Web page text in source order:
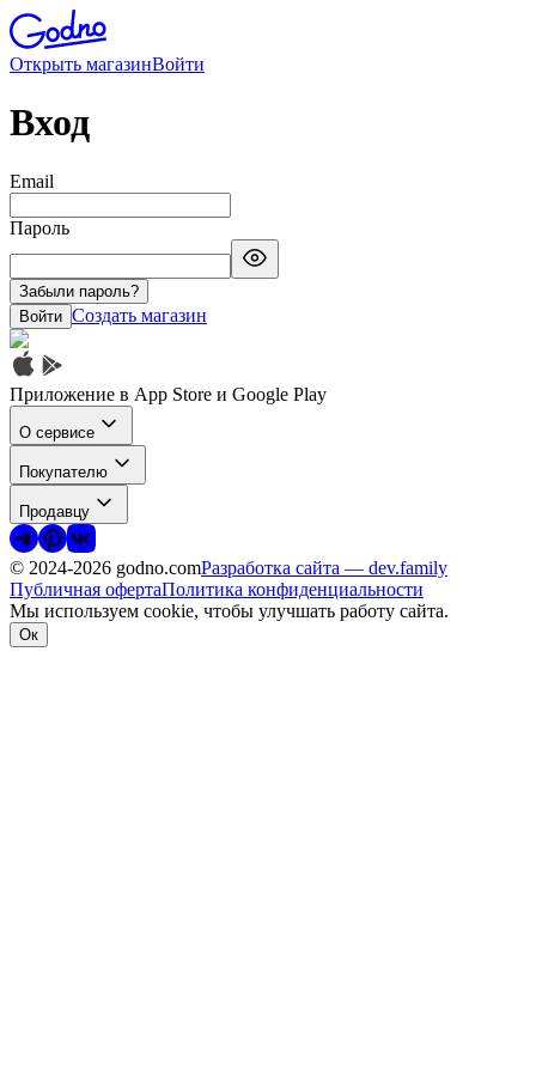
Открыть магазинВойти
Вход
Email
Пароль
Забыли пароль?
Войти Создать магазин
Приложение в App Store и Google Play
О сервисе
Покупателю
Продавцу
© 2024-2026 godno.comРазработка сайта — dev.family
Публичная офертаПолитика конфиденциальности
Мы используем cookie, чтобы улучшать работу сайта.
Ок